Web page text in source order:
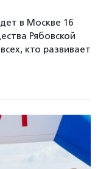
в Москве 16
Рябовской
кто развивает